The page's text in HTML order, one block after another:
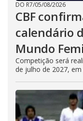
DO R7/05/08/2026
CBF
calendário
Mundo
Competição será
de julho de 2027,